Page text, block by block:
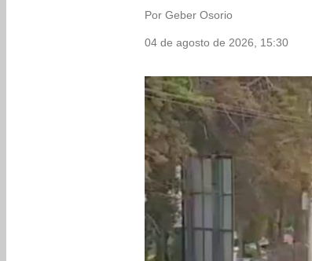
Por Geber Osorio
04 de agosto de 2026, 15:30